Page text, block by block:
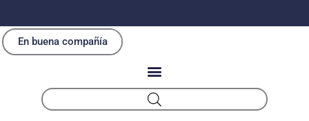
En buena compañía